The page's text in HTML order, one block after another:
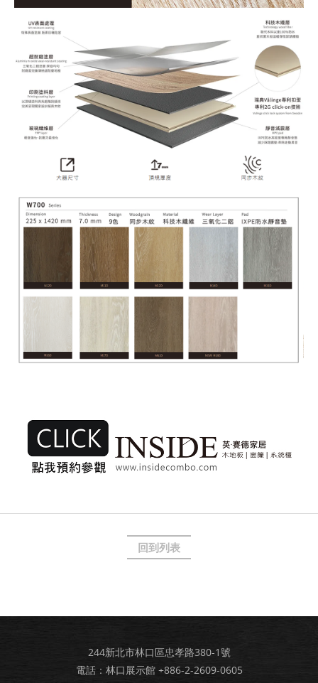
回到列表
244新北市林口區忠孝路380-1號
電話：林口展示館 +886-2-2609-0605